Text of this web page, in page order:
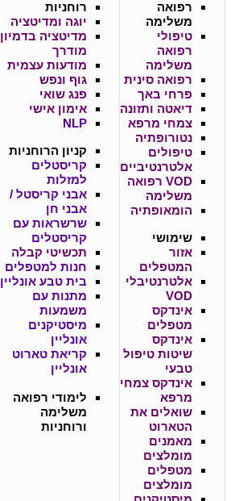
רפואה
משלימה
טיפולי
רפואה
משלימה
רפואה סינית
פרחי באך
דיאטה ותזונה
צמחי מרפא
נטורופתיה
טיפולים
אלטרנטיביים
VOD רפואה
משלימה
הומאופתיה
שימושי
אזור
המטפלים
אלטרנטיבלי
VOD
אינדקס
מטפלים
אינדקס
שיטות טיפול
טבעי
אינדקס צמחי
מרפא
שואלים את
הטארוט
מאמנים
מומלצים
מטפלים
מומלצים
רוחניות
יוגה ומדיטציה
מדיטציה בדמיון
מודרך
מודעות עצמית
גוף ונפש
פנג שואי
אימון אישי
NLP
קניון הרוחניות
קריסטלים
למזלות
אבני קריסטל /
אבני חן
שרשראות עם
קריסטלים
תכשיטי קבלה
חנות למטפלים
בית טבע אונליין
מתנות עם
משמעות
מיסטיקנים
אונליין
קריאת טארוט
אונליין
לימודי רפואה
משלימה
ורוחניות